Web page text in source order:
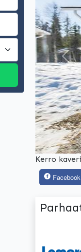
Kerro
Facebook